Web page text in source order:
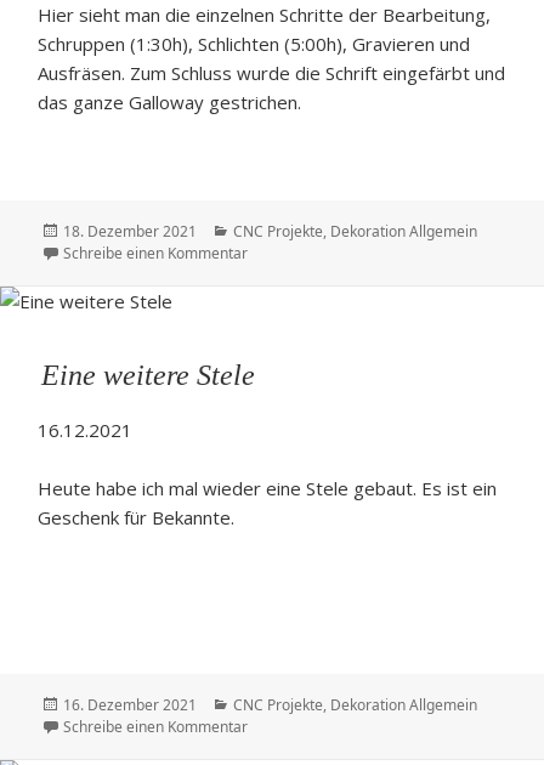
Hier sieht man die einzelnen Schritte der Bearbeitung,
Schruppen (1:30h), Schlichten (5:00h), Gravieren und
Ausfräsen. Zum Schluss wurde die Schrift eingefärbt und
das ganze Galloway gestrichen.
Veröffentlicht
am
18. Dezember 2021 Kategorien
CNC Projekte, Dekoration Allgemein
Schreibe einen Kommentarzu 3D Relief Fräsen
Eine weitere Stele
16.12.2021
Heute habe ich mal wieder eine Stele gebaut. Es ist ein
Geschenk für Bekannte.
Veröffentlicht
am
16. Dezember 2021 Kategorien
CNC Projekte, Dekoration Allgemein
Schreibe einen Kommentarzu Eine weitere Stele